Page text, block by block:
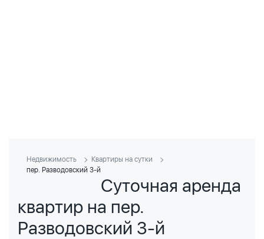
Недвижимость
Квартиры на сутки
пер. Разводовский 3-й
Суточная аренда
квартир на пер.
Разводовский 3-й